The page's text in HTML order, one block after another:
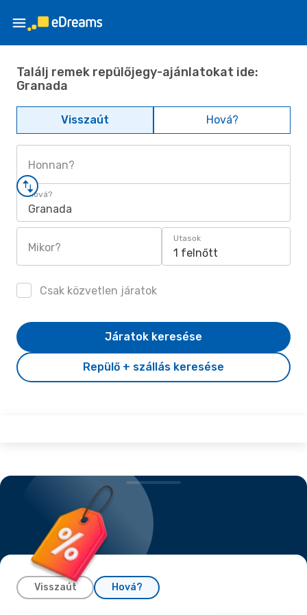
Találj remek repülőjegy-ajánlatokat ide:
Granada
Visszaút Hová?
Honnan?
Hová?
Granada
Mikor?
Utasok
1 felnőtt
Csak közvetlen járatok
Repülő + szállás keresése
Járatok keresése
Visszaút Hová?